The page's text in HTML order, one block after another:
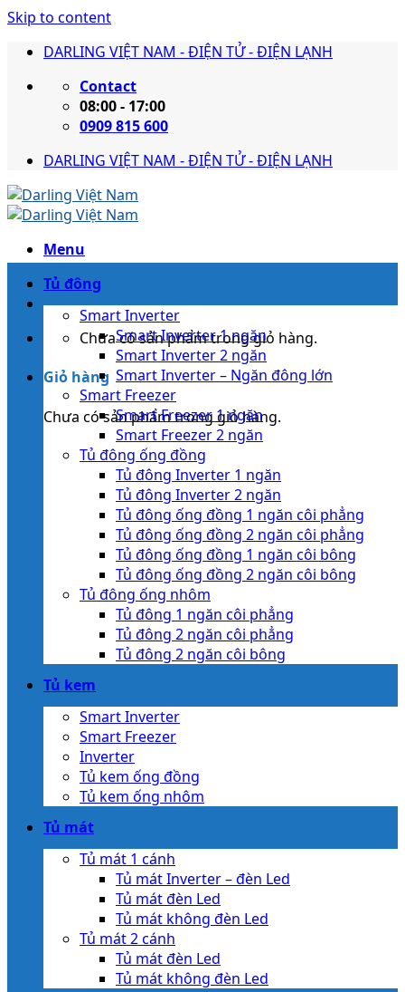
Skip to content
DARLING VIỆT NAM - ĐIỆN TỬ - ĐIỆN LẠNH
Contact
08:00 - 17:00
0909 815 600
DARLING VIỆT NAM - ĐIỆN TỬ - ĐIỆN LẠNH
Menu
Chưa có sản phẩm trong giỏ hàng.
Giỏ hàng
Chưa có sản phẩm trong giỏ hàng.
Tủ đông
Smart Inverter
Smart Inverter 1 ngăn
Smart Inverter 2 ngăn
Smart Inverter – Ngăn đông lớn
Smart Freezer
Smart Freezer 1 ngăn
Smart Freezer 2 ngăn
Tủ đông ống đồng
Tủ đông Inverter 1 ngăn
Tủ đông Inverter 2 ngăn
Tủ đông ống đồng 1 ngăn côi phẳng
Tủ đông ống đồng 2 ngăn côi phẳng
Tủ đông ống đồng 1 ngăn côi bông
Tủ đông ống đồng 2 ngăn côi bông
Tủ đông ống nhôm
Tủ đông 1 ngăn côi phẳng
Tủ đông 2 ngăn côi phẳng
Tủ đông 2 ngăn côi bông
Tủ kem
Smart Inverter
Smart Freezer
Inverter
Tủ kem ống đồng
Tủ kem ống nhôm
Tủ mát
Tủ mát 1 cánh
Tủ mát Inverter – đèn Led
Tủ mát đèn Led
Tủ mát không đèn Led
Tủ mát 2 cánh
Tủ mát đèn Led
Tủ mát không đèn Led